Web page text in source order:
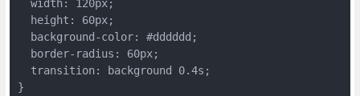
  width: 120px;
  height: 60px;
  background-color: #dddddd;
  border-radius: 60px;
  transition: background 0.4s;
}